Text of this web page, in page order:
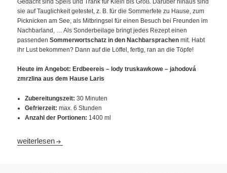
Gedacht sind Speis und Trank für Klein bis Groß. Darüber hinaus sind
sie auf Tauglichkeit getestet, z. B. für die Sommerfete zu Hause, zum
Picknicken am See, als Mitbringsel für einen Besuch bei Freunden im
Nachbarland, … Als Sonderbeilage bringt jedes Rezept einen
passendenSommerwortschatz in den Nachbarsprachen mit. Habt
ihr Lust bekommen? Dann auf die Löffel, fertig, ran an die Töpfe!
Heute im Angebot: Erdbeereis – lody truskawkowe – jahodová
zmrzlina aus dem Hause Laris
Zubereitungszeit: 30 Minuten
Gefrierzeit: max. 6 Stunden
Anzahl der Portionen: 1400 ml
Lecker – Schmecker No.1: Sommerliche Rezepte aus der
weiterlesen